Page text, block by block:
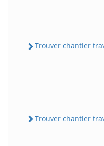
Trouver chantier
Trouver chantier